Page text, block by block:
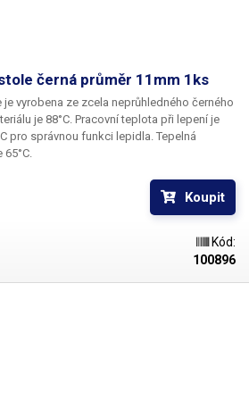
černá průměr 11mm 1ks
vyrobena ze zcela neprůhledného černého
je 88°C. Pracovní teplota při lepení je
pro správnou funkci lepidla. Tepelná
Koupit
Kód:
100896